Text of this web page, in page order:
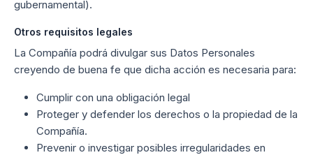
gubernamental).
Otros requisitos legales
La Compañía podrá divulgar sus Datos Personales
creyendo de buena fe que dicha acción es necesaria para:
Cumplir con una obligación legal
Proteger y defender los derechos o la propiedad de la
Compañía.
Prevenir o investigar posibles irregularidades en